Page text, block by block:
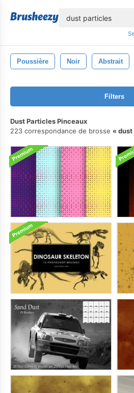
Poussière Noir Abstrait
Filters
Dust Particles Pinceaux
223 correspondance de brosse